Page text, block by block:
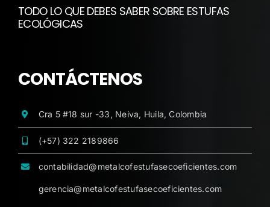
TODO LO QUE DEBES SABER SOBRE ESTUFAS
ECOLÓGICAS
CONTÁCTENOS
Cra 5 #18 sur -33, Neiva, Huila, Colombia
(+57) 322 2189866
contabilidad@metalcofestufasecoeficientes.com
gerencia@metalcofestufasecoeficientes.com